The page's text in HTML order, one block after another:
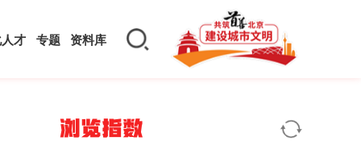
才 专题 资料库
浏览指数